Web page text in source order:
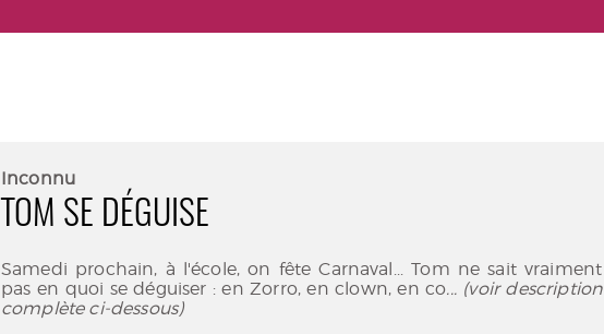
Inconnu
TOM SE DÉGUISE
Samedi prochain, à l'école, on fête Carnaval... Tom ne sait vraiment
pas en quoi se déguiser : en Zorro, en clown, en co... (voir description
complète ci-dessous)